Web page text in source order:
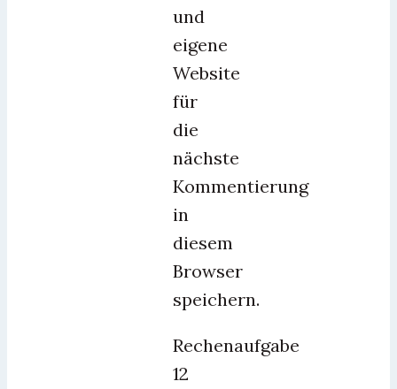
und
eigene
Website
für
die
nächste
Kommentierung
in
diesem
Browser
speichern.
Rechenaufgabe
12